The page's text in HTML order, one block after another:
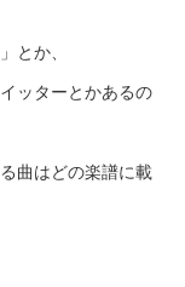
とか、
ッターとかあるの
曲はどの楽譜に載